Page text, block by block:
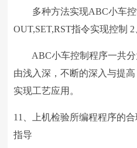
多种方法实现ABC小车控
OUT,SET,RST指令实现控制
ABC小车控制程序一共分
由浅入深，不断的深入与提
实现工艺应用。
11、上机检验所编程程序的
指导